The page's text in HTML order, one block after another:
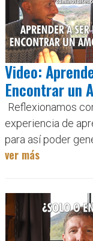
Video:
Encontrar un
Reflexionamos
experiencia de
para así poder
ver más